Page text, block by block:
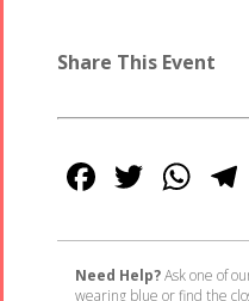
Share This Event
Need Help?Ask one of
wearing blue or find the